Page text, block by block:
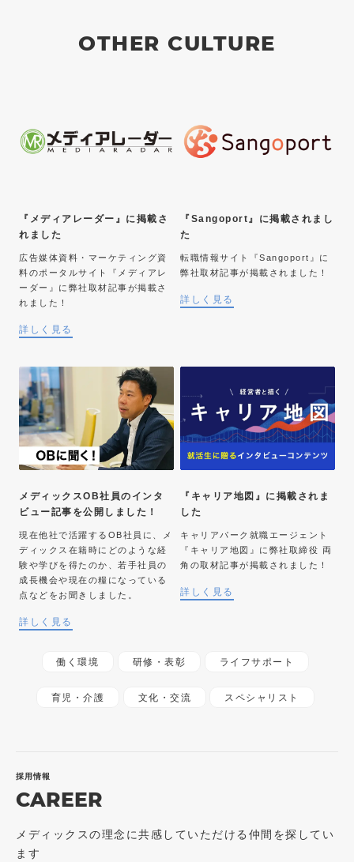
OTHER CULTURE
『メディアレーダー』に掲載さ
れました
広告媒体資料・マーケティング資
料のポータルサイト『メディアレ
ーダー』に弊社取材記事が掲載さ
れました！
詳しく見る
『Sangoport』に掲載されまし
た
転職情報サイト『Sangoport』に
弊社取材記事が掲載されました！
詳しく見る
メディックスOB社員のインタ
ビュー記事を公開しました！
現在他社で活躍するOB社員に、メ
ディックス在籍時にどのような経
験や学びを得たのか、若手社員の
成長機会や現在の糧になっている
点などをお聞きしました。
詳しく見る
『キャリア地図』に掲載されま
した
キャリアパーク就職エージェント
『キャリア地図』に弊社取締役 両
角の取材記事が掲載されました！
詳しく見る
働く環境 研修・表彰 ライフサポート
育児・介護 文化・交流 スペシャリスト
採用情報
CAREER
メディックスの理念に共感していただける仲間を探してい
ます